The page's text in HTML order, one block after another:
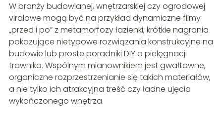
W branży budowlanej, wnętrzarskiej czy ogrodowej
viralowe mogą być na przykład dynamiczne filmy
„przed i po” z metamorfozy łazienki, krótkie nagrania
pokazujące nietypowe rozwiązania konstrukcyjne na
budowie lub proste poradniki DIY o pielęgnacji
trawnika. Wspólnym mianownikiem jest gwałtowne,
organiczne rozprzestrzenianie się takich materiałów,
a nie tylko ich atrakcyjna treść czy ładne ujęcia
wykończonego wnętrza.